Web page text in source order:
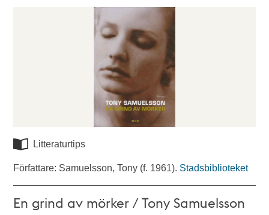
Litteraturtips
Författare: Samuelsson, Tony (f. 1961). Stadsbiblioteket
En grind av mörker / Tony Samuelsson